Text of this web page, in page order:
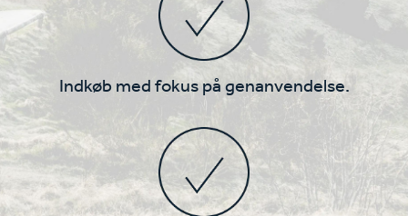
Indkøb med fokus på genanvendelse.